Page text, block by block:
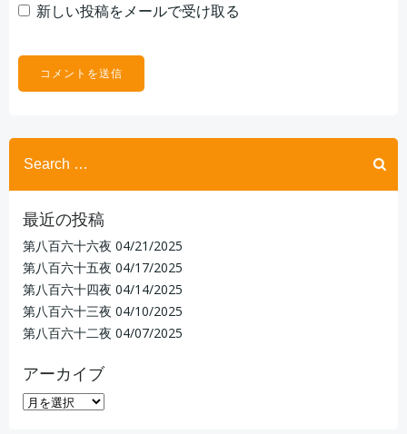
新しい投稿をメールで受け取る
Search
for:
最近の投稿
第八百六十六夜 04/21/2025
第八百六十五夜 04/17/2025
第八百六十四夜 04/14/2025
第八百六十三夜 04/10/2025
第八百六十二夜 04/07/2025
アーカイブ
ア